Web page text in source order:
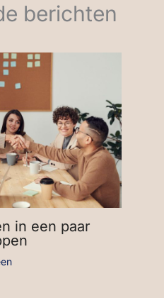
berichten
in een paar